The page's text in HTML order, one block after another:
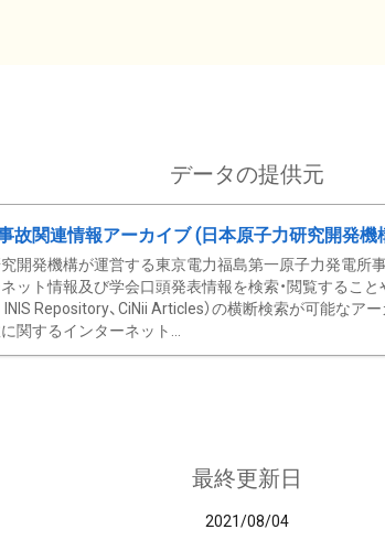
データの提供元
故関連情報アーカイブ (日本原子力研究開発機
開発機構が運営する東京電力福島第一原子力発電所事
ット情報及び学会口頭発表情報を検索・閲覧すること
INIS Repository、CiNii Articles）の横断検索が可能なア
関するインターネット...
最終更新日
2021/08/04